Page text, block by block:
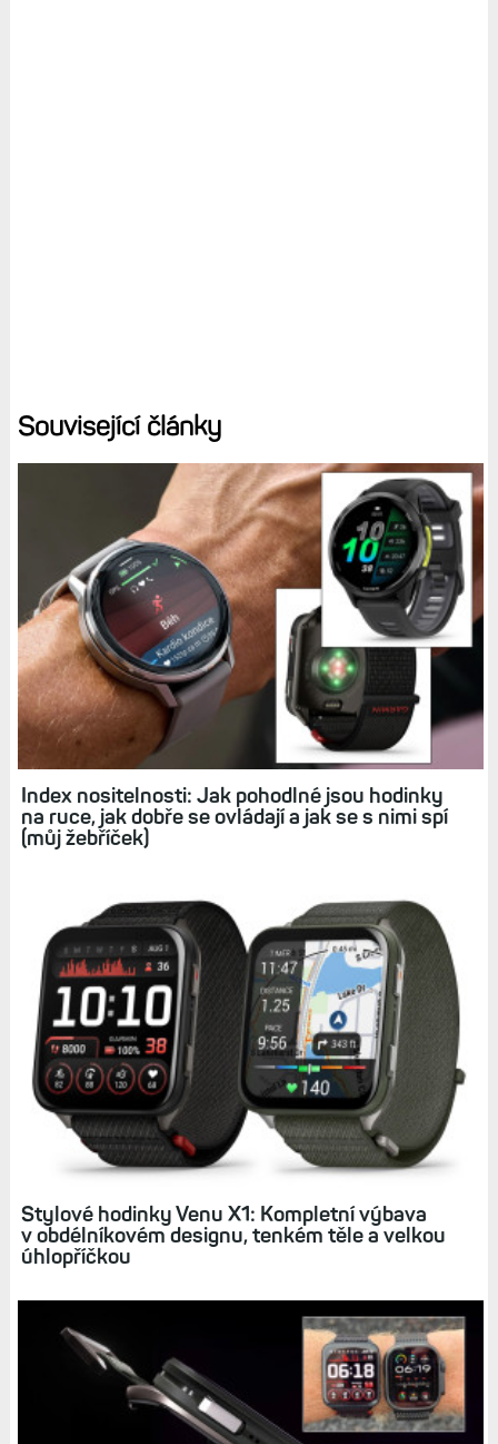
Související články
Index nositelnosti: Jak pohodlné jsou hodinky
na ruce, jak dobře se ovládají a jak se s nimi spí
(můj žebříček)
Stylové hodinky Venu X1: Kompletní výbava
v obdélníkovém designu, tenkém těle a velkou
úhlopříčkou